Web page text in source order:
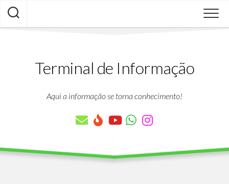
Skip
content
Terminal de Informação
Aqui a informação se torna conhecimento!